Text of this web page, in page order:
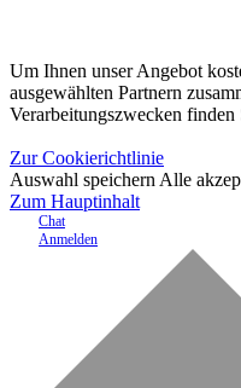
Um Ihnen unser Angebot
ausgewählten Partnern
Verarbeitungszwecken
Zur Cookierichtlinie
Auswahl speichern Alle
Zum Hauptinhalt
Chat
Anmelden